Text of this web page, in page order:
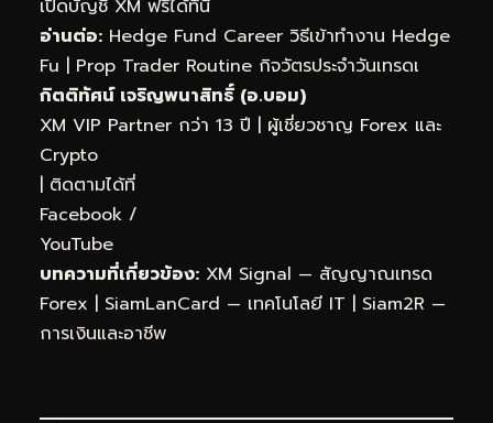
เปิดบัญชี XM ฟรีได้ที่นี่
อ่านต่อ: Hedge Fund Career วิธีเข้าทำงาน Hedge
Fu | Prop Trader Routine กิจวัตรประจำวันเทรดเ
กิตติทัศน์ เจริญพนาสิทธิ์ (อ.บอม)
XM VIP Partner กว่า 13 ปี | ผู้เชี่ยวชาญ Forex และ
Crypto
| ติดตามได้ที่
Facebook /
YouTube
บทความที่เกี่ยวข้อง: XM Signal — สัญญาณเทรด
Forex | SiamLanCard — เทคโนโลยี IT | Siam2R —
การเงินและอาชีพ